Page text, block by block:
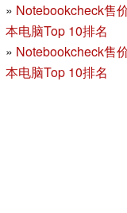
» Notebookcheck售
本电脑Top 10排名
» Notebookcheck售
本电脑Top 10排名